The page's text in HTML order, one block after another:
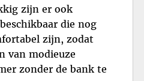
zijn er ook
die nog
zijn, zodat
van modieuze
zonder de bank te